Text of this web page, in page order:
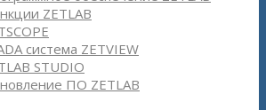
ZETLAB
система ZETVIEW
STUDIO
ПО ZETLAB